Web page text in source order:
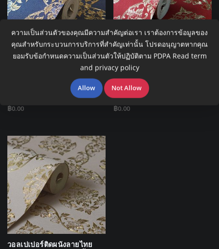
ความเป็นส่วนตัวของคุณมีความสำคัญต่อเรา เราต้องการข้อมูลของ
คุณสำหรับกระบวนการบริการที่สำคัญเท่านั้น โปรดอนุญาตหากคุณ
ยอมรับข้อกำหนดความเป็นส่วนตัวให้ปฏิบัติตาม PDPA Read term
and privacy policy
Allow Not Allow
วอลเปเปอร์ติดผนังลายไทย
ลายดอกพุดตาน สีทอง-พื้น
฿0.00
วอลเปเปอร์ติดผนังลายไทย
ลายดอกพุดตาน สีทอง-พื้นแดง
RG101-08
฿0.00
วอลเปเปอร์ติดผนังลายไทย